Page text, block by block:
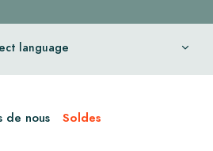
language
de nous Soldes